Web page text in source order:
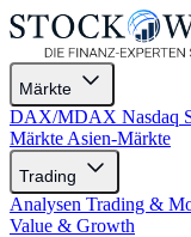
Märkte
DAX/MDAX Nasdaq
Märkte Asien-Märkte
Trading
Analysen Trading &
Value & Growth